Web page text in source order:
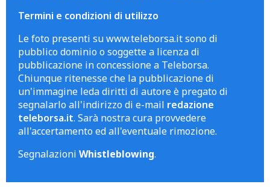
Termini e condizioni di utilizzo
Le foto presenti su www.teleborsa.it sono di
pubblico dominio o soggette a licenza di
pubblicazione in concessione a Teleborsa.
Chiunque ritenesse che la pubblicazione di
un'immagine leda diritti di autore è pregato di
segnalarlo all'indirizzo di e-mail redazione
teleborsa.it. Sarà nostra cura provvedere
all'accertamento ed all'eventuale rimozione.
Segnalazioni Whistleblowing.